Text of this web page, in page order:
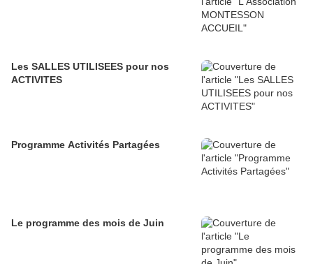
Les SALLES UTILISEES pour nos
ACTIVITES
Programme Activités Partagées
Le programme des mois de Juin